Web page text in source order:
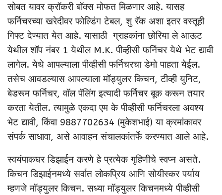
सोबत यावर क्रॉकरी बॉक्स मोफत मिळणार आहे. यासह
फर्निचरच्या खरेदीवर फोल्डिंग टेबल, शु रॅक अशा इतर वस्तूही
गिफ्ट देण्यात येत आहे. यासाठी ग्राहकांना छोरिया ले आऊट
येथील शॉप नंबर 1 येथील M.K. पीव्हीसी फर्निचर येथे भेट द्यावी
लागेल. येथे आपल्याला पीव्हीसी फर्निचरचा डेमो पाहता येईल.
तसेच आवडल्यास आपल्याला मॉड्युलर किचन, टीव्ही युनिट,
बेडरूम फर्निचर, वॉल पॅलिंग इत्यादी फर्निचर बूक करून तयार
करता येतील. त्यामुळे एकदा एम के पीव्हीसी फर्निचरला अवश्य
भेट द्यावी, किंवा 9887702634 (मुकेशभाई) या क्रमांकावर
संपर्क साधावा, असे आवाहन संचालकांतर्फे करण्यात आले आहे.
स्वयंपाकघर डिझाईन करणे हे प्रत्येक गृहिणीचे स्वप्न असते.
किचन डिझाईनमध्ये सर्वात लोकप्रिय आणि सोयीस्कर पर्याय
म्हणजे मॉड्युलर किचन. सध्या मॉड्युलर किचनमध्ये पीव्हीसी